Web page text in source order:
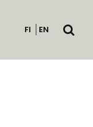
FI EN
Avaa